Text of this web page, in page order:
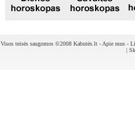
Visos teisės saugomos ©2008 Kabutės.lt - Apie mus-
|